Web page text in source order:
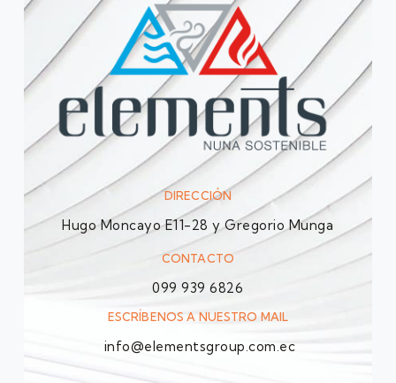
DIRECCIÓN
Hugo Moncayo E11-28 y Gregorio Munga
CONTACTO
099 939 6826
ESCRÍBENOS A NUESTRO MAIL
info@elementsgroup.com.ec